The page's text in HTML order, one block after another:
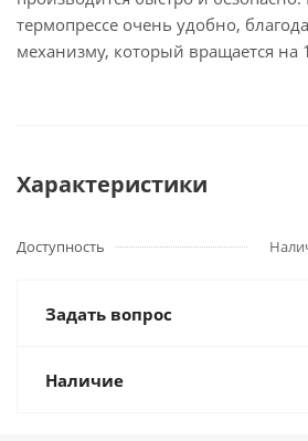
термопрессе очень удобно,
механизму, который вращается на
Характеристики
Доступность
Задать вопрос
Наличие